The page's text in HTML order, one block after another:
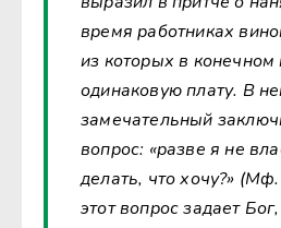
время работниках
из которых в конечном
одинаковую плату. В
замечательный
вопрос: «разве я не
делать, что хочу?»
этот вопрос задает